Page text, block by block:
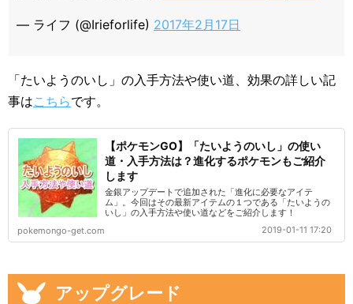
— ライフ (@Irieforlife) 2017年2月17日
「たいようのいし」の入手方法や使い道、効果の詳しい記
事はこちらです。
【ポケモンGO】「たいようのいし」の使い
道・入手方法は？進化するポケモンもご紹介
します
金銀アップデートで追加された「進化に必要なアイテ
ム」。今回はその最新アイテムの１つである「たいようの
いし」の入手方法や使い道などをご紹介します！
pokemongo-get.com
2019-01-11 17:20
アップグレード